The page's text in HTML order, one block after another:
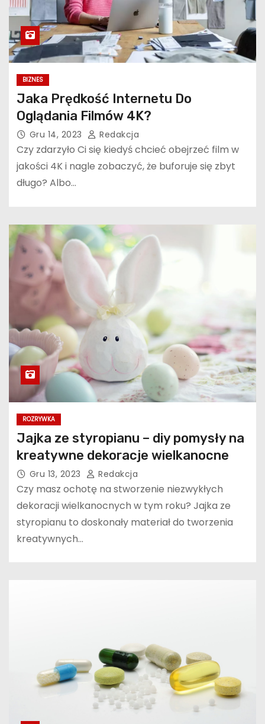
BIZNES
Jaka Prędkość Internetu Do
Oglądania Filmów 4K?
Gru 14, 2023 Redakcja
Czy zdarzyło Ci się kiedyś chcieć obejrzeć film w
jakości 4K i nagle zobaczyć, że buforuje się zbyt
długo? Albo…
ROZRYWKA
Jajka ze styropianu – diy pomysły na
kreatywne dekoracje wielkanocne
Gru 13, 2023 Redakcja
Czy masz ochotę na stworzenie niezwykłych
dekoracji wielkanocnych w tym roku? Jajka ze
styropianu to doskonały materiał do tworzenia
kreatywnych…